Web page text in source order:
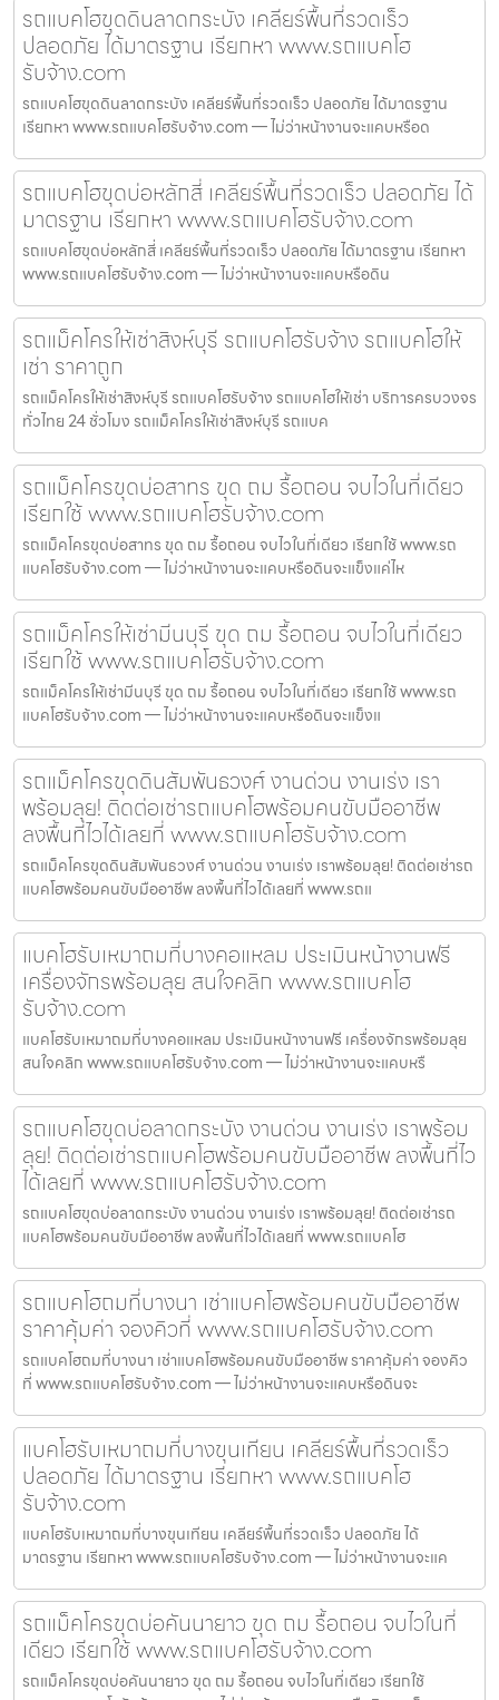
รถแบคโฮขุดดินลาดกระบัง เคลียร์พื้นที่รวดเร็ว
ปลอดภัย ได้มาตรฐาน เรียกหา www.รถแบคโฮ
รับจ้าง.com
รถแบคโฮขุดดินลาดกระบัง เคลียร์พื้นที่รวดเร็ว ปลอดภัย ได้มาตรฐาน
เรียกหา www.รถแบคโฮรับจ้าง.com — ไม่ว่าหน้างานจะแคบหรือด
รถแบคโฮขุดบ่อหลักสี่ เคลียร์พื้นที่รวดเร็ว ปลอดภัย ได้
มาตรฐาน เรียกหา www.รถแบคโฮรับจ้าง.com
รถแบคโฮขุดบ่อหลักสี่ เคลียร์พื้นที่รวดเร็ว ปลอดภัย ได้มาตรฐาน เรียกหา
www.รถแบคโฮรับจ้าง.com — ไม่ว่าหน้างานจะแคบหรือดิน
รถแม็คโครให้เช่าสิงห์บุรี รถแบคโฮรับจ้าง รถแบคโฮให้
เช่า ราคาถูก
รถแม็คโครให้เช่าสิงห์บุรี รถแบคโฮรับจ้าง รถแบคโฮให้เช่า บริการครบวงจร
ทั่วไทย 24 ชั่วโมง รถแม็คโครให้เช่าสิงห์บุรี รถแบค
รถแม็คโครขุดบ่อสาทร ขุด ถม รื้อถอน จบไวในที่เดียว
เรียกใช้ www.รถแบคโฮรับจ้าง.com
รถแม็คโครขุดบ่อสาทร ขุด ถม รื้อถอน จบไวในที่เดียว เรียกใช้ www.รถ
แบคโฮรับจ้าง.com — ไม่ว่าหน้างานจะแคบหรือดินจะแข็งแค่ไห
รถแม็คโครให้เช่ามีนบุรี ขุด ถม รื้อถอน จบไวในที่เดียว
เรียกใช้ www.รถแบคโฮรับจ้าง.com
รถแม็คโครให้เช่ามีนบุรี ขุด ถม รื้อถอน จบไวในที่เดียว เรียกใช้ www.รถ
แบคโฮรับจ้าง.com — ไม่ว่าหน้างานจะแคบหรือดินจะแข็งแ
รถแม็คโครขุดดินสัมพันธวงศ์ งานด่วน งานเร่ง เรา
พร้อมลุย! ติดต่อเช่ารถแบคโฮพร้อมคนขับมืออาชีพ
ลงพื้นที่ไวได้เลยที่ www.รถแบคโฮรับจ้าง.com
รถแม็คโครขุดดินสัมพันธวงศ์ งานด่วน งานเร่ง เราพร้อมลุย! ติดต่อเช่ารถ
แบคโฮพร้อมคนขับมืออาชีพ ลงพื้นที่ไวได้เลยที่ www.รถแ
แบคโฮรับเหมาถมที่บางคอแหลม ประเมินหน้างานฟรี
เครื่องจักรพร้อมลุย สนใจคลิก www.รถแบคโฮ
รับจ้าง.com
แบคโฮรับเหมาถมที่บางคอแหลม ประเมินหน้างานฟรี เครื่องจักรพร้อมลุย
สนใจคลิก www.รถแบคโฮรับจ้าง.com — ไม่ว่าหน้างานจะแคบหรื
รถแบคโฮขุดบ่อลาดกระบัง งานด่วน งานเร่ง เราพร้อม
ลุย! ติดต่อเช่ารถแบคโฮพร้อมคนขับมืออาชีพ ลงพื้นที่ไว
ได้เลยที่ www.รถแบคโฮรับจ้าง.com
รถแบคโฮขุดบ่อลาดกระบัง งานด่วน งานเร่ง เราพร้อมลุย! ติดต่อเช่ารถ
แบคโฮพร้อมคนขับมืออาชีพ ลงพื้นที่ไวได้เลยที่ www.รถแบคโฮ
รถแบคโฮถมที่บางนา เช่าแบคโฮพร้อมคนขับมืออาชีพ
ราคาคุ้มค่า จองคิวที่ www.รถแบคโฮรับจ้าง.com
รถแบคโฮถมที่บางนา เช่าแบคโฮพร้อมคนขับมืออาชีพ ราคาคุ้มค่า จองคิว
ที่ www.รถแบคโฮรับจ้าง.com — ไม่ว่าหน้างานจะแคบหรือดินจะ
แบคโฮรับเหมาถมที่บางขุนเทียน เคลียร์พื้นที่รวดเร็ว
ปลอดภัย ได้มาตรฐาน เรียกหา www.รถแบคโฮ
รับจ้าง.com
แบคโฮรับเหมาถมที่บางขุนเทียน เคลียร์พื้นที่รวดเร็ว ปลอดภัย ได้
มาตรฐาน เรียกหา www.รถแบคโฮรับจ้าง.com — ไม่ว่าหน้างานจะแค
รถแม็คโครขุดบ่อคันนายาว ขุด ถม รื้อถอน จบไวในที่
เดียว เรียกใช้ www.รถแบคโฮรับจ้าง.com
รถแม็คโครขุดบ่อคันนายาว ขุด ถม รื้อถอน จบไวในที่เดียว เรียกใช้